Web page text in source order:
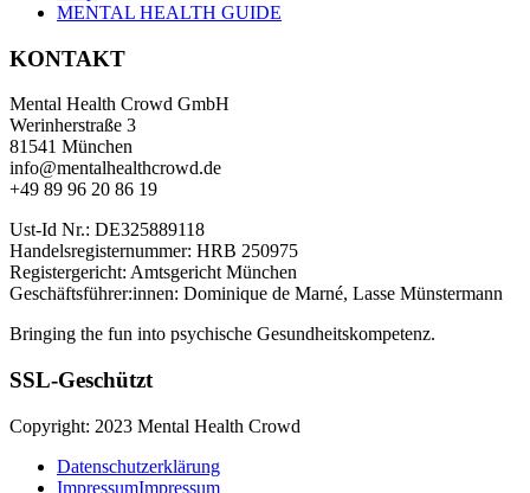
MENTAL HEALTH GUIDE
KONTAKT
Mental Health Crowd GmbH
Werinherstraße 3
81541 München
info@mentalhealthcrowd.de
+49 89 96 20 86 19
Ust-Id Nr.: DE325889118
Handelsregisternummer: HRB 250975
Registergericht: Amtsgericht München
Geschäftsführer:innen: Dominique de Marné, Lasse Münstermann
Bringing the fun into psychische Gesundheitskompetenz.
SSL-Geschützt
Copyright: 2023 Mental Health Crowd
Datenschutzerklärung
ImpressumImpressum